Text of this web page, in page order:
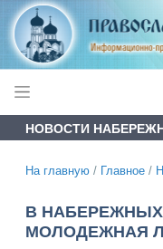
НОВОСТИ
На главную / Главное /
В
МОЛОДЕЖНАЯ